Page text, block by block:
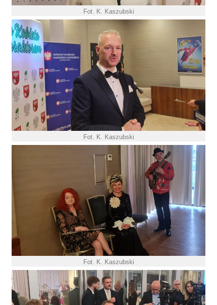
Fot. K. Kaszubski
Fot. K. Kaszubski
Fot. K. Kaszubski